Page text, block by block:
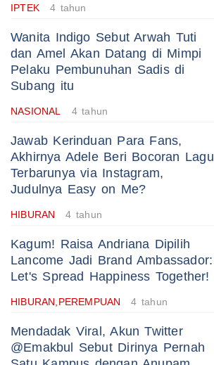
IPTEK 4 tahun
Wanita Indigo Sebut Arwah Tuti
dan Amel Akan Datang di Mimpi
Pelaku Pembunuhan Sadis di
Subang itu
NASIONAL 4 tahun
Jawab Kerinduan Para Fans,
Akhirnya Adele Beri Bocoran Lagu
Terbarunya via Instagram,
Judulnya Easy on Me?
HIBURAN 4 tahun
Kagum! Raisa Andriana Dipilih
Lancome Jadi Brand Ambassador:
Let's Spread Happiness Together!
HIBURAN,PEREMPUAN 4 tahun
Mendadak Viral, Akun Twitter
@Emakbul Sebut Dirinya Pernah